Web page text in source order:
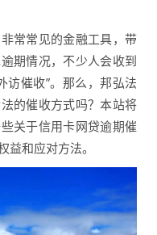
常常见的金融工具，带
期情况，不少人会收到
访催收”。那么，邦弘法
的催收方式吗？本站将
关于信用卡网贷逾期催
益和应对方法。